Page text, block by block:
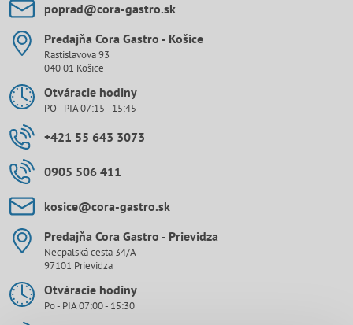
poprad​@cora-gastro​.sk
Predajňa Cora Gastro - Košice
Rastislavova 93
040 01 Košice
Otváracie hodiny
PO - PIA 07:15 - 15:45
+421 55 643 3073
0905 506 411
kosice​@cora-gastro​.sk
Predajňa Cora Gastro - Prievidza
Necpalská cesta 34/A
97101 Prievidza
Otváracie hodiny
Po - PIA 07:00 - 15:30